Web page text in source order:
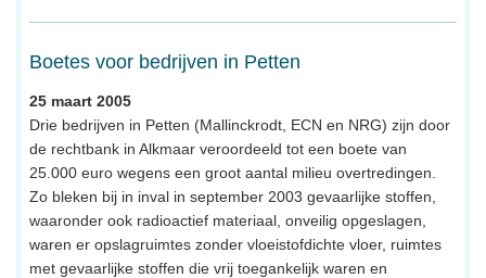
Boetes voor bedrijven in Petten
25 maart 2005
Drie bedrijven in Petten (Mallinckrodt, ECN en NRG) zijn door
de rechtbank in Alkmaar veroordeeld tot een boete van
25.000 euro wegens een groot aantal milieu overtredingen.
Zo bleken bij in inval in september 2003 gevaarlijke stoffen,
waaronder ook radioactief materiaal, onveilig opgeslagen,
waren er opslagruimtes zonder vloeistofdichte vloer, ruimtes
met gevaarlijke stoffen die vrij toegankelijk waren en